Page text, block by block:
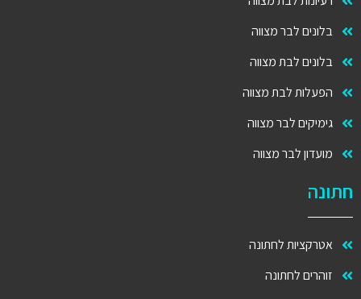
בלונים לבר מצווה
בלונים לבת מצווה
הפעלות לבת מצווה
גימיקים לבר מצווה
מועדון לבר מצווה
חתונה
אטרקציות לחתונה
זוהרים לחתונה